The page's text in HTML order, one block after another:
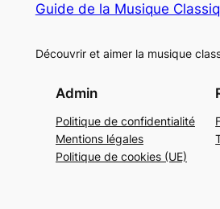
Guide de la Musique
Découvrir et aimer la musique
Admin
Politique de confidentialité
Mentions légales
Politique de cookies (UE)